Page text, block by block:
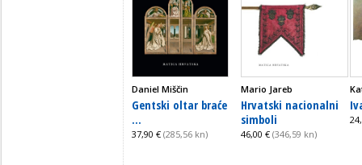
Daniel Miščin
Gentski oltar braće
...
37,90 € (285,56 kn)
Mario Jareb
Hrvatski nacionalni
simboli
46,00 € (346,59 kn)